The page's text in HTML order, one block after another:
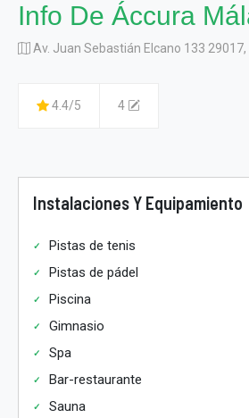
Info De Áccura
Av. Juan Sebastián Elcano 133
4.4/5 4
Instalaciones Y Equipamiento
Pistas de tenis
Pistas de pádel
Piscina
Gimnasio
Spa
Bar-restaurante
Sauna